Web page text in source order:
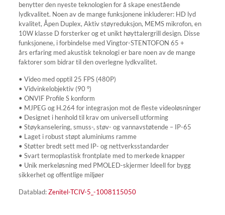
benytter den nyeste teknologien for å skape enestående
lydkvalitet. Noen av de mange funksjonene inkluderer: HD lyd
kvalitet, Åpen Duplex, Aktiv støyreduksjon, MEMS mikrofon, en
10W klasse D forsterker og et unikt høyttalergrill design. Disse
funksjonene, i forbindelse med Vingtor-STENTOFON 65 +
års erfaring med akustisk teknologi er bare noen av de mange
faktorer som bidrar til den overlegne lydkvalitet.
• Video med opptil 25 FPS (480P)
• Vidvinkelobjektiv (90 °)
• ONVIF Profile S konform
• MJPEG og H.264 for integrasjon mot de fleste videoløsninger
• Designet i henhold til krav om universell utforming
• Støykanselering, smuss-, støv- og vannavstøtende – IP-65
• Laget i robust støpt aluminiums ramme
• Støtter bredt sett med IP- og nettverksstandarder
• Svart termoplastisk frontplate med to merkede knapper
• Unik merkeløsning med PMOLED-skjermer Ideell for bygg
sikkerhet og offentlige miljøer
Datablad:Zenitel-TCIV-5_-1008115050